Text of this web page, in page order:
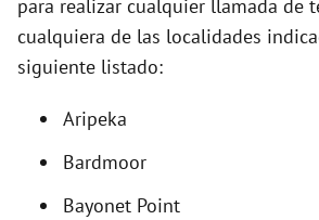
V
para realizar cualquier llamada de
cualquiera de las localidades
siguiente listado:
Aripeka
Bardmoor
Bayonet Point